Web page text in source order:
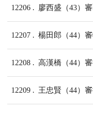
12206 廖西盛（43）
12207 楊田郎（44）
12208 高漢橋（44）
12209 王忠賢（44）